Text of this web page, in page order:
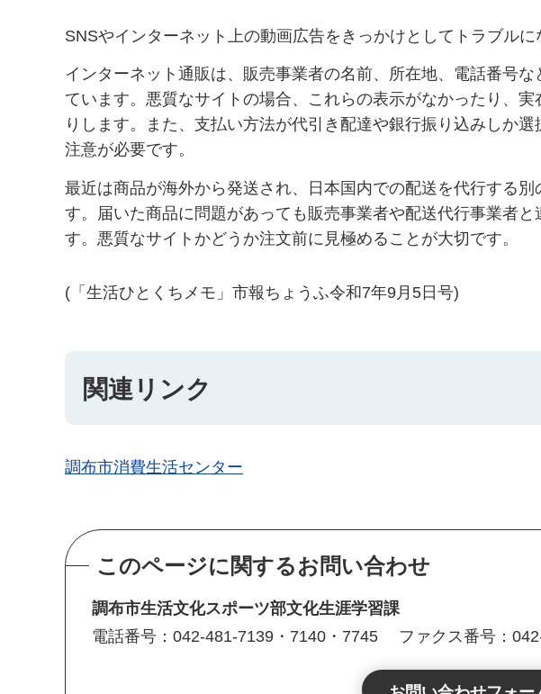
SNSやインターネット上の動画広告をきっかけとしてトラブルに
インターネット通販は、販売事業者の名前、所在地、電話番号
ています。悪質なサイトの場合、これらの表示がなかったり、
りします。また、支払い方法が代引き配達や銀行振り込みしか
注意が必要です。
最近は商品が海外から発送され、日本国内での配送を代行する
す。届いた商品に問題があっても販売事業者や配送代行事業者
す。悪質なサイトかどうか注文前に見極めることが大切です。
(「生活ひとくちメモ」市報ちょうふ令和7年9月5日号)
関連リンク
調布市消費生活センター
このページに関するお問い合わせ
調布市生活文化スポーツ部文化生涯学習課
電話番号：042-481-7139・7140・7745
ファクス番号：